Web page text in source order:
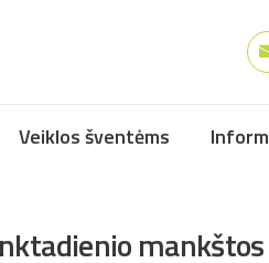
Veiklos šventėms
SVEIKATINGUMO
UŽSIĖMIMAI
mankštos